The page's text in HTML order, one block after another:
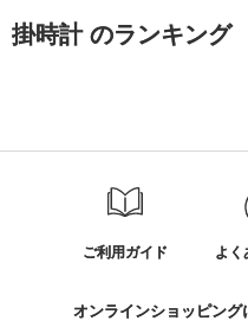
掛時計 のランキング
ご利用ガイド よく
オンラインショッピン